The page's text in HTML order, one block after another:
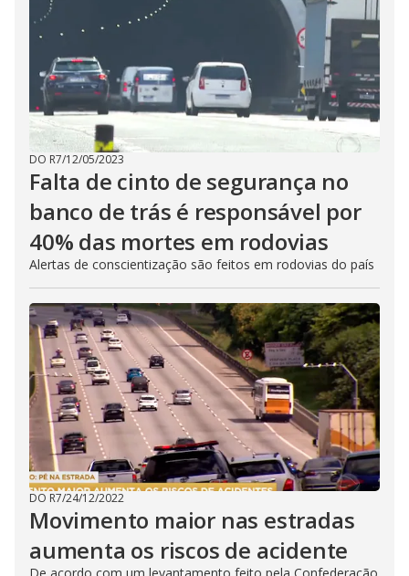
DO R7/12/05/2023
Falta de cinto de segurança no
banco de trás é responsável por
40% das mortes em rodovias
Alertas de conscientização são feitos em rodovias do país
DO R7/24/12/2022
Movimento maior nas estradas
aumenta os riscos de acidente